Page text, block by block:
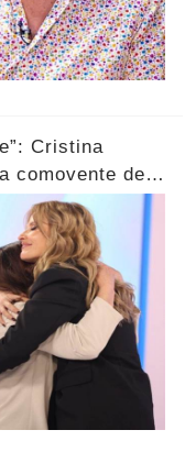
Cristina
comovente de